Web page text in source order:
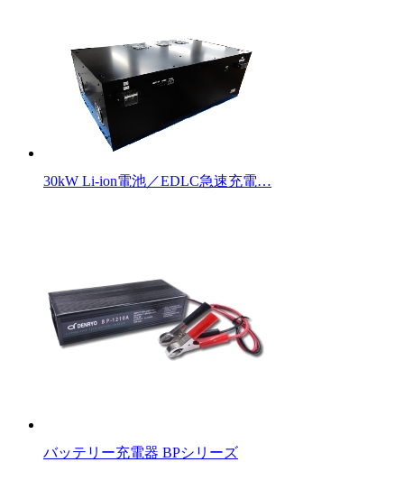
30kW Li-ion電池／EDLC急速充電…
バッテリー充電器 BPシリーズ